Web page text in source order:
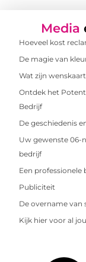
Media
Hoeveel kost
De magie van
Wat zijn
Ontdek het
Bedrijf
De geschiedenis
Uw gewenste 06-
bedrijf
Een
Publiciteit
De overname van
Kijk hier voor al